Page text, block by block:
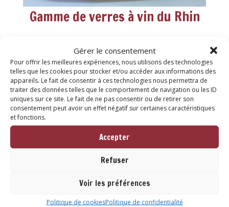
Gérer le consentement
Pour offrir les meilleures expériences, nous utilisons des technologies
telles que les cookies pour stocker et/ou accéder aux informations des
appareils. Le fait de consentir à ces technologies nous permettra de
traiter des données telles que le comportement de navigation ou les ID
uniques sur ce site. Le fait de ne pas consentir ou de retirer son
consentement peut avoir un effet négatif sur certaines caractéristiques
et fonctions.
Accepter
Refuser
Voir les préférences
Politique de cookiesPolitique de confidentialité
Gamme de verres à vin du Rhin
Pour les gourmands